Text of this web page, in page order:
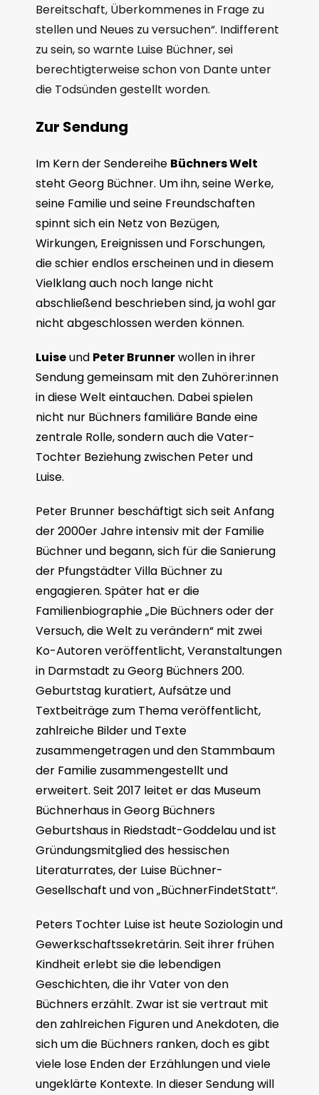
Bereitschaft, Überkommenes in Frage zu
stellen und Neues zu versuchen“. Indifferent
zu sein, so warnte Luise Büchner, sei
berechtigterweise schon von Dante unter
die Todsünden gestellt worden.
Zur Sendung
Im Kern der Sendereihe Büchners Welt
steht Georg Büchner. Um ihn, seine Werke,
seine Familie und seine Freundschaften
spinnt sich ein Netz von Bezügen,
Wirkungen, Ereignissen und Forschungen,
die schier endlos erscheinen und in diesem
Vielklang auch noch lange nicht
abschließend beschrieben sind, ja wohl gar
nicht abgeschlossen werden können.
Luiseund Peter Brunnerwollen in ihrer
Sendung gemeinsam mit den Zuhörer:innen
in diese Welt eintauchen. Dabei spielen
nicht nur Büchners familiäre Bande eine
zentrale Rolle, sondern auch die Vater-
Tochter Beziehung zwischen Peter und
Luise.
Peter Brunner beschäftigt sich seit Anfang
der 2000er Jahre intensiv mit der Familie
Büchner und begann, sich für die Sanierung
der Pfungstädter Villa Büchner zu
engagieren. Später hat er die
Familienbiographie „Die Büchners oder der
Versuch, die Welt zu verändern“ mit zwei
Ko-Autoren veröffentlicht, Veranstaltungen
in Darmstadt zu Georg Büchners 200.
Geburtstag kuratiert, Aufsätze und
Textbeiträge zum Thema veröffentlicht,
zahlreiche Bilder und Texte
zusammengetragen und den Stammbaum
der Familie zusammengestellt und
erweitert. Seit 2017 leitet er das Museum
Büchnerhaus in Georg Büchners
Geburtshaus in Riedstadt-Goddelau und ist
Gründungsmitglied des hessischen
Literaturrates, der Luise Büchner-
Gesellschaft und von „BüchnerFindetStatt“.
Peters Tochter Luise ist heute Soziologin und
Gewerkschaftssekretärin. Seit ihrer frühen
Kindheit erlebt sie die lebendigen
Geschichten, die ihr Vater von den
Büchners erzählt. Zwar ist sie vertraut mit
den zahlreichen Figuren und Anekdoten, die
sich um die Büchners ranken, doch es gibt
viele lose Enden der Erzählungen und viele
ungeklärte Kontexte. In dieser Sendung will